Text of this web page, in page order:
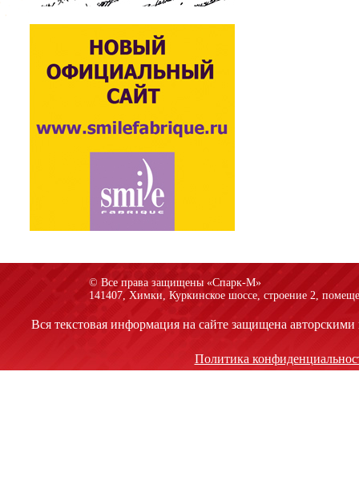
© Все права защищены «Спарк-M»
141407, Химки, Куркинское шоссе, строение 2,
Вся текстовая информация на сайте защищена
Политика